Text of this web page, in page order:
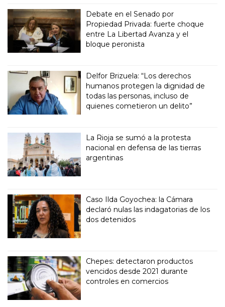
Debate en el Senado por
Propiedad Privada: fuerte choque
entre La Libertad Avanza y el
bloque peronista
Delfor Brizuela: “Los derechos
humanos protegen la dignidad de
todas las personas, incluso de
quienes cometieron un delito”
La Rioja se sumó a la protesta
nacional en defensa de las tierras
argentinas
Caso Ilda Goyochea: la Cámara
declaró nulas las indagatorias de los
dos detenidos
Chepes: detectaron productos
vencidos desde 2021 durante
controles en comercios